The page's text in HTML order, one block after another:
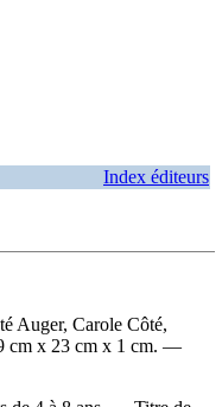
Index éditeurs
Auger, Carole Côté,
cm x 23 cm x 1 cm. —